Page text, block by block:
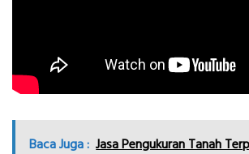
Baca Juga : Jasa Pengukuran Tanah